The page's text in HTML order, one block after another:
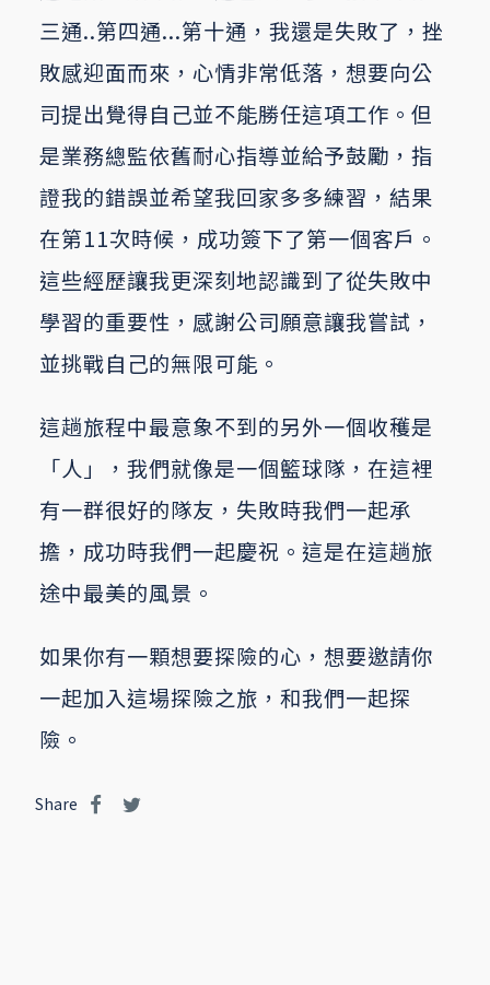
三通..第四通...第十通，我還是失敗了，挫
敗感迎面而來，心情非常低落，想要向公
司提出覺得自己並不能勝任這項工作。但
是業務總監依舊耐心指導並給予鼓勵，指
證我的錯誤並希望我回家多多練習，結果
在第11次時候，成功簽下了第一個客戶。
這些經歷讓我更深刻地認識到了從失敗中
學習的重要性，感謝公司願意讓我嘗試，
並挑戰自己的無限可能。
這趟旅程中最意象不到的另外一個收穫是
「人」，我們就像是一個籃球隊，在這裡
有一群很好的隊友，失敗時我們一起承
擔，成功時我們一起慶祝。這是在這趟旅
途中最美的風景。
如果你有一顆想要探險的心，想要邀請你
一起加入這場探險之旅，和我們一起探
險。
Share